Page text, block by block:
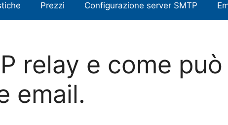
Prezzi Configurazione server SMTP
relay e come
email.